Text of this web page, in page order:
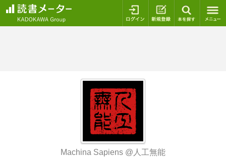
ログイン 新規登録
Machina Sapiens @人工無能